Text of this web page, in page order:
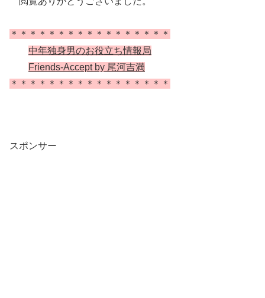
＊＊＊＊＊＊＊＊＊＊＊＊＊＊＊＊＊
中年独身男のお役立ち情報局
Friends-Accept by 尾河吉満
＊＊＊＊＊＊＊＊＊＊＊＊＊＊＊＊＊
スポンサー